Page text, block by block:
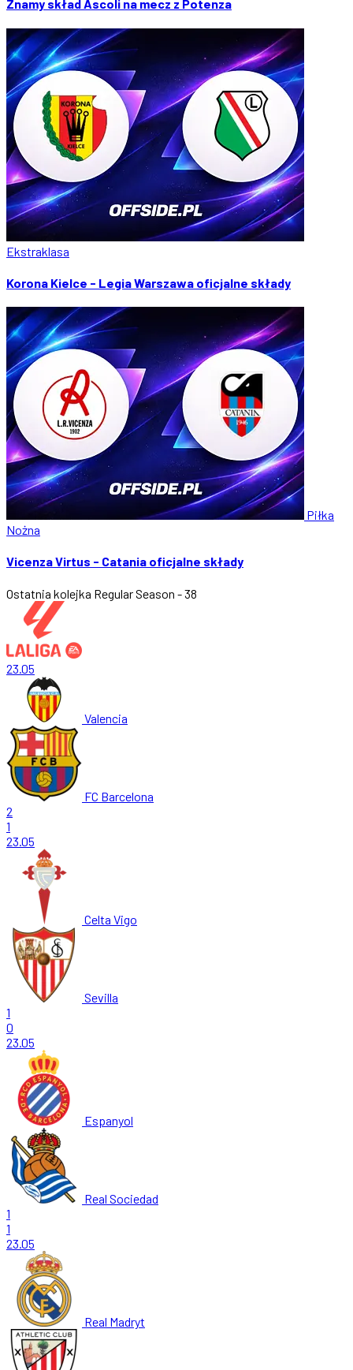
Znamy skład Ascoli na mecz z Potenza
Ekstraklasa
Korona Kielce - Legia Warszawa oficjalne składy
Piłka
Nożna
Vicenza Virtus - Catania oficjalne składy
Ostatnia kolejka Regular Season - 38
23.05
Valencia
FC Barcelona
2
1
23.05
Celta Vigo
Sevilla
1
0
23.05
Espanyol
Real Sociedad
1
1
23.05
Real Madryt